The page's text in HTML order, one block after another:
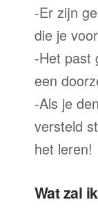
-Er zijn
die je
-Het past
een
-Als je
versteld
het leren!
Wat zal